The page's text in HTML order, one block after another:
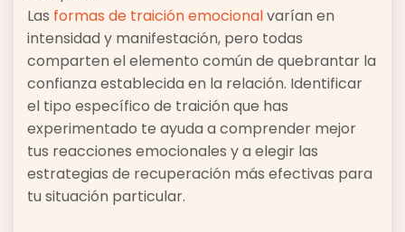
Las formas de traición emocionalvarían en
intensidad y manifestación, pero todas
comparten el elemento común de quebrantar la
confianza establecida en la relación. Identificar
el tipo específico de traición que has
experimentado te ayuda a comprender mejor
tus reacciones emocionales y a elegir las
estrategias de recuperación más efectivas para
tu situación particular.